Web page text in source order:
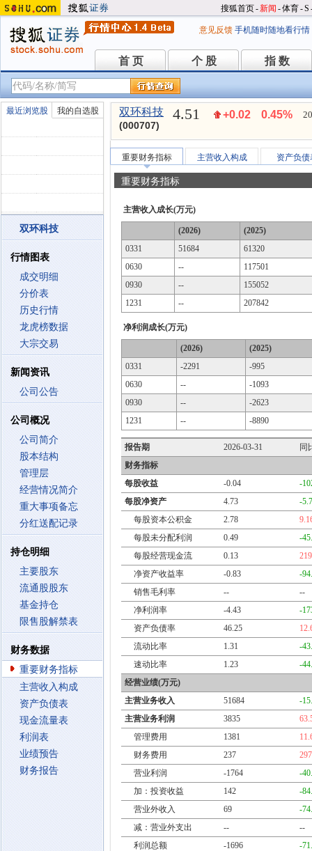
搜狐首页-新闻 -体育-S
意见反馈 手机随时随地看行情
首 页
首 页 个 股
个 股 指 数
指 数
最近浏览股 我的自选股
双环科技
行情图表
成交明细
分价表
历史行情
龙虎榜数据
大宗交易
新闻资讯
公司公告
公司概况
公司简介
股本结构
管理层
经营情况简介
重大事项备忘
分红送配记录
持仓明细
主要股东
流通股股东
基金持仓
限售股解禁表
财务数据
重要财务指标
主营收入构成
资产负债表
现金流量表
利润表
业绩预告
财务报告
双环科技
(000707)
4.51 +0.02 0.45%
重要财务指标 主营收入构成 资产负债
重要财务指标
主营收入成长(万元)
(2026)
(2025)
0331
51684
61320
0630
--
117501
0930
--
155052
1231
-- 207842
净利润成长(万元)
(2026)
(2025)
0331
-2291
-995
0630
--
-1093
0930
--
-2623
1231
-- -8890
报告期 2026-03-31
同
财务指标
每股收益
-0.04
-
每股净资产
4.73
-
每股资本公积金
2.78
每股未分配利润
0.49
-
每股经营现金流
0.13
净资产收益率
-0.83
-
销售毛利率
--
--
净利润率
-4.43
-
资产负债率
46.25
流动比率
1.31
-
速动比率
1.23
-
经营业绩(万元)
主营业务收入
51684
-
主营业务利润
3835
管理费用
1381
财务费用
237
营业利润
-1764
-
加：投资收益
142
-
营业外收入
69
-
减：营业外支出
--
--
利润总额
-1696
-